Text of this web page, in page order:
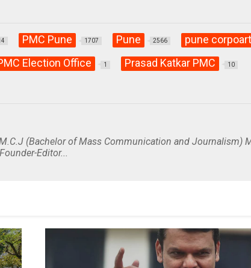
PMC Pune 1707 Pune 2566 pune
Election Office 1 Prasad Katkar PMC 10
(Bachelor of Mass Communication and Journalism)
Editor...